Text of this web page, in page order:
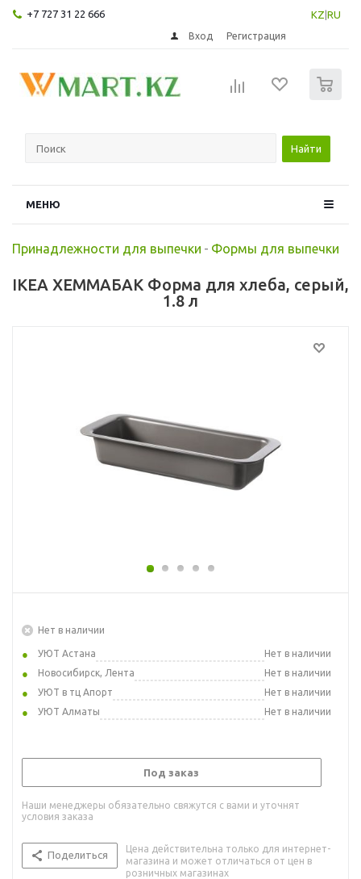
+7 727 31 22 666 KZ RU
Вход Регистрация
Найти
МЕНЮ
Принадлежности для выпечки - Формы для выпечки
IKEA ХЕММАБАК Форма для хлеба, серый,
1.8 л
Нет в наличии
УЮТ Астана
Нет в наличии
Новосибирск, Лента
Нет в наличии
УЮТ в тц Апорт
Нет в наличии
УЮТ Алматы
Нет в наличии
Под заказ
Наши менеджеры обязательно свяжутся с вами и уточнят
условия заказа
Поделиться
Цена действительна только для интернет-
магазина и может отличаться от цен в
розничных магазинах